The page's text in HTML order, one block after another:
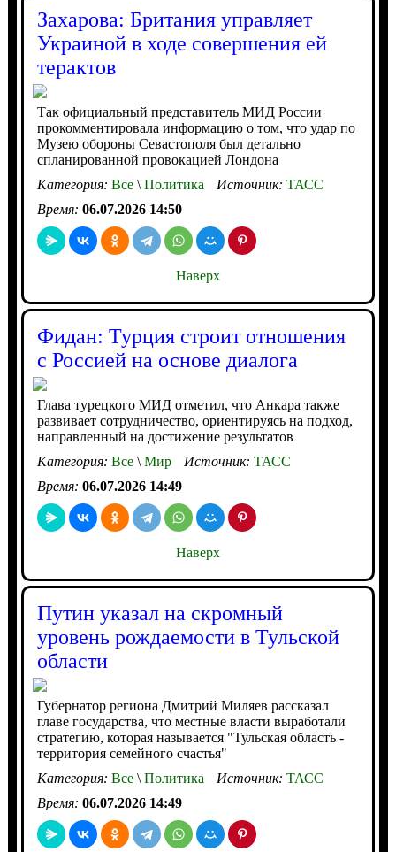
Захарова: Британия управляет
Украиной в ходе совершения ей
терактов
Так официальный представитель МИД России
прокомментировала информацию о том, что удар по
Музею обороны Севастополя был детально
спланированной провокацией Лондона
Категория: Все\Политика Источник: ТАСС
Время: 06.07.2026 14:50
Наверх
Фидан: Турция строит отношения
с Россией на основе диалога
Глава турецкого МИД отметил, что Анкара также
развивает сотрудничество, ориентируясь на подход,
направленный на достижение результатов
Категория: Все\Мир Источник: ТАСС
Время: 06.07.2026 14:49
Наверх
Путин указал на скромный
уровень рождаемости в Тульской
области
Губернатор региона Дмитрий Миляев рассказал
главе государства, что местные власти выработали
стратегию, которая называется "Тульская область -
территория семейного счастья"
Категория: Все\Политика Источник: ТАСС
Время: 06.07.2026 14:49